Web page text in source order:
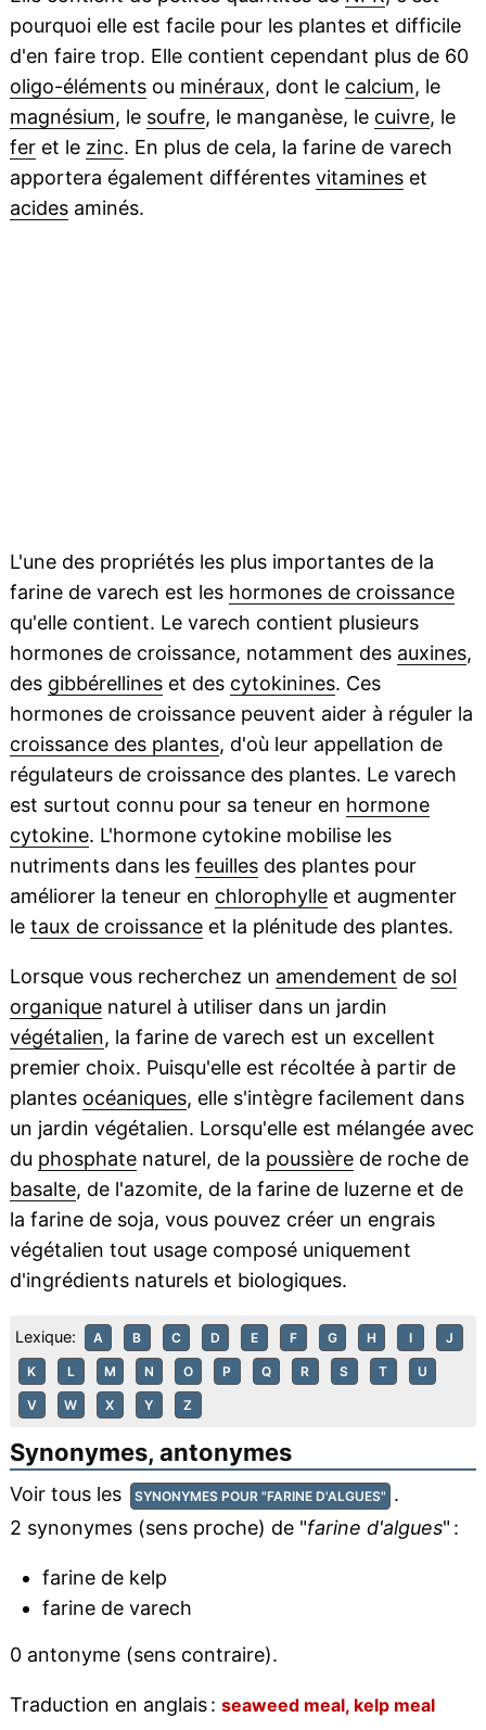
pourquoi elle est facile pour les plantes et difficile
d'en faire trop. Elle contient cependant plus de 60
oligo-élémentsou minéraux, dont le calcium, le
magnésium, le soufre, le manganèse, le cuivre, le
feret le zinc. En plus de cela, la farine de varech
apportera également différentes vitamineset
acidesaminés.
L'une des propriétés les plus importantes de la
farine de varech est les hormones de croissance
qu'elle contient. Le varech contient plusieurs
hormones de croissance, notamment des auxines,
des gibbérellineset des cytokinines. Ces
hormones de croissance peuvent aider à réguler la
croissance des plantes, d'où leur appellation de
régulateurs de croissance des plantes. Le varech
est surtout connu pour sa teneur en hormone
cytokine. L'hormone cytokine mobilise les
nutriments dans les feuillesdes plantes pour
améliorer la teneur en chlorophylleet augmenter
le taux de croissanceet la plénitude des plantes.
Lorsque vous recherchez un amendement de sol
organiquenaturel à utiliser dans un jardin
végétalien, la farine de varech est un excellent
premier choix. Puisqu'elle est récoltée à partir de
plantes océaniques, elle s'intègre facilement dans
un jardin végétalien. Lorsqu'elle est mélangée avec
du phosphatenaturel, de la poussièrede roche de
basalte, de l'azomite, de la farine de luzerne et de
la farine de soja, vous pouvez créer un engrais
végétalien tout usage composé uniquement
d'ingrédients naturels et biologiques.
Lexique: A B C D E F G H I J
K L M N O P Q R S T U
V W X Y Z
Synonymes, antonymes
Voir tous les SYNONYMES POUR "FARINE D'ALGUES" .
2 synonymes (sens proche) de "farine d'algues" :
farine de kelp
farine de varech
0 antonyme (sens contraire).
Traduction en anglais : seaweed meal, kelp meal